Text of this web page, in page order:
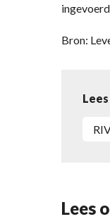
Bron:
Lees